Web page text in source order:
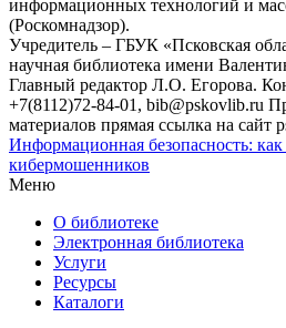
информационных технологий и
(Роскомнадзор).
Учредитель – ГБУК «Псковская
научная библиотека имени
Главный редактор Л.О. Егорова.
+7(8112)72-84-01, bib@pskovlib.ru
материалов прямая ссылка на сайт
Информационная безопасность: как
кибермошенников
Меню
О библиотеке
Электронная библиотека
Услуги
Ресурсы
Каталоги